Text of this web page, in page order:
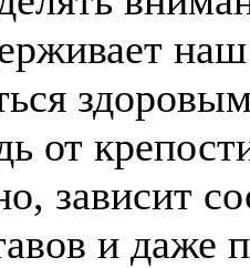
от
зависит
и даже